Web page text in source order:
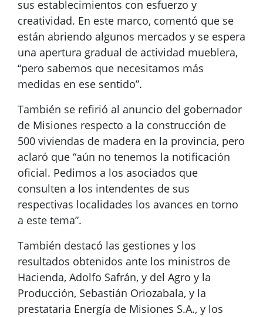
sus establecimientos con esfuerzo y
creatividad. En este marco, comentó que se
están abriendo algunos mercados y se espera
una apertura gradual de actividad mueblera,
“pero sabemos que necesitamos más
medidas en ese sentido”.
También se refirió al anuncio del gobernador
de Misiones respecto a la construcción de
500 viviendas de madera en la provincia, pero
aclaró que “aún no tenemos la notificación
oficial. Pedimos a los asociados que
consulten a los intendentes de sus
respectivas localidades los avances en torno
a este tema”.
También destacó las gestiones y los
resultados obtenidos ante los ministros de
Hacienda, Adolfo Safrán, y del Agro y la
Producción, Sebastián Oriozabala, y la
prestataria Energía de Misiones S.A., y los